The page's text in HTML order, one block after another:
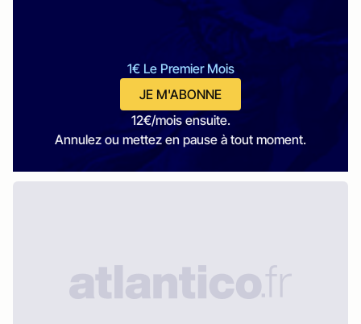
1€ Le Premier Mois
JE M'ABONNE
12€/mois ensuite.
Annulez ou mettez en pause à tout moment.